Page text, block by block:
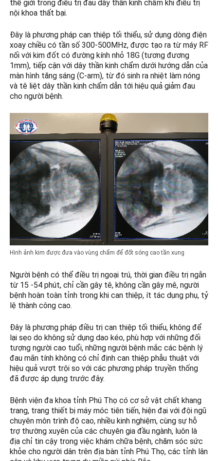
thế giới trong điều trị đau dây thần kinh chẩm khi điều trị
nội khoa thất bại.
Đây là phương pháp can thiệp tối thiểu, sử dụng dòng điện
xoay chiều có tần số 300-500MHz, được tạo ra từ máy RF
nối với kim đốt có đường kính nhỏ 18G (tương đương
1mm), tiếp cận với dây thần kinh chẩm dưới hướng dẫn của
màn hình tăng sáng (C-arm), từ đó sinh ra nhiệt làm nóng
và tê liệt dây thần kinh chẩm dẫn tới hiệu quả giảm đau
cho người bệnh.
Hình ảnh kim được đưa vào vùng chẩm để đốt sóng cao tần xung
Người bệnh có thể điều trị ngoại trú, thời gian điều trị ngắn
từ 15 -54 phút, chỉ cần gây tê, không cần gây mê, người
bệnh hoàn toàn tỉnh trong khi can thiệp, ít tác dụng phụ, tỷ
lệ thành công cao.
Đây là phương pháp điều trị can thiệp tối thiểu, không để
lại sẹo do không sử dụng dao kéo, phù hợp với những đối
tượng người cao tuổi, những người bệnh mắc các bệnh lý
đau mãn tính không có chỉ định can thiệp phẫu thuật với
hiệu quả vượt trội so với các phương pháp truyền thống
đã được áp dụng trước đây.
Bệnh viện đa khoa tỉnh Phú Thọ có cơ sở vật chất khang
trang, trang thiết bị máy móc tiên tiến, hiện đại với đội ngũ
chuyên môn trình độ cao, nhiều kinh nghiệm, cùng sự hỗ
trợ thường xuyên của các chuyên gia đầu ngành, luôn là
địa chỉ tin cậy trong việc khám chữa bệnh, chăm sóc sức
khỏe cho người dân trên địa bàn tỉnh Phú Thọ, các tỉnh lân